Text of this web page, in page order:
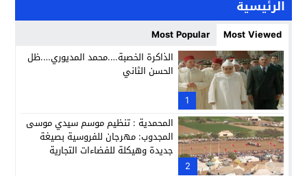
مؤسسة سجلماسة الخاصة للتعليم العتيق… منارة تربوية تجمع
14:57 إحياء مشروع الحي الحرفي عنوان لقاء جمع وفد من جمعية
14:24 بن كيران يهاجم “البام”: “حزب الفساد وقياداته انتهى
11:33 كمال محرر يقود استئنافية تارودانت: مسار قضائي راسخ ورؤية
الرئيسية
Most Viewed
Most Popular
1
الذاكرة الخصبة….محمد المديوري….ظل
الحسن الثاني
2
المحمدية : تنظيم موسم سيدي موسى
المجدوب: مهرجان للفروسية بصيغة
جديدة وهيكلة للفضاءات التجارية